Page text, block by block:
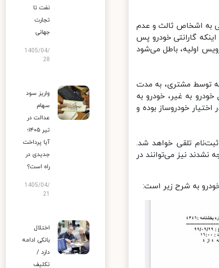
به اشخاص ثالث و عدم
گارانتی خودرو پس
اولیه، باطل می‌شود
توسط مشتری، به مدت
به غیر، خودرو به
خودروساز بوده و
تلقی خواهد شد.
نیز می‌توانند در
به شرح زیر است:
نفت تا
تجارت
جهانی
1405/04/
28
واریز سود
سهام
عدالت در
تیر ۱۴۰۵؛
آیا پرداخت
جدیدی در
راه است؟
1405/04/
اختلال
بانکی ادامه
دارد /
تکلیف